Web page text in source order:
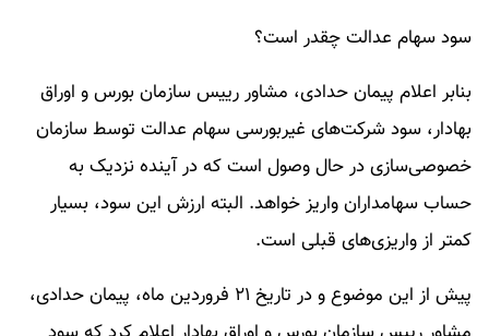
سود سهام عدالت چقدر است؟
بنابر اعلام پیمان حدادی، مشاور رییس سازمان بورس و اوراق
بهادار، سود شرکت‌های غیربورسی سهام عدالت توسط سازمان
خصوصی‌سازی در حال وصول است که در آینده نزدیک به
حساب سهامداران واریز خواهد. البته ارزش این سود، بسیار
کمتر از واریزی‌های قبلی است.
پیش از این موضوع و در تاریخ ۲۱ فروردین ماه، پیمان حدادی،